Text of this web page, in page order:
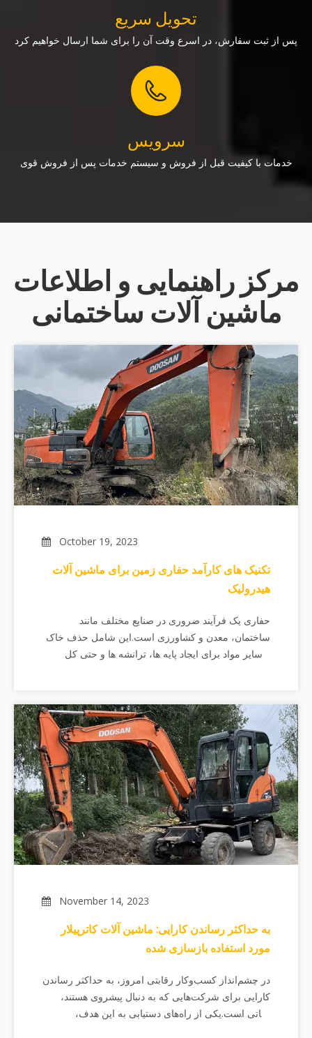
تحویل سریع
پس از ثبت سفارش، در اسرع وقت آن را برای شما ارسال خواهیم کرد
سرویس
خدمات با کیفیت قبل از فروش و سیستم خدمات پس از فروش قوی
مرکز راهنمایی و اطلاعات
ماشین آلات ساختمانی
October 19, 2023
تکنیک های کارآمد حفاری زمین برای ماشین آلات
هیدرولیک
حفاری یک فرآیند ضروری در صنایع مختلف مانند
ساختمان، معدن و کشاورزی است.این شامل حذف خاک
و سایر مواد برای ایجاد پایه ها، ترانشه ها و حتی کل
November 14, 2023
به حداکثر رساندن کارایی: ماشین آلات کاترپیلار
مورد استفاده بازسازی شده
در چشم‌انداز کسب‌وکار رقابتی امروز، به حداکثر رساندن
کارایی برای شرکت‌هایی که به دنبال پیشروی هستند،
حیاتی است.یکی از راه‌های دستیابی به این هدف،